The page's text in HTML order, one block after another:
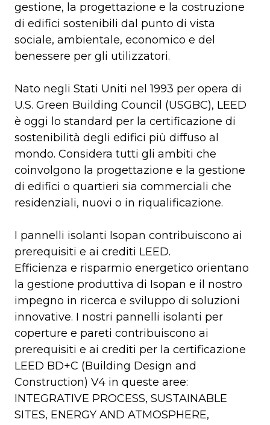
gestione, la progettazione e la costruzione
di edifici sostenibili dal punto di vista
sociale, ambientale, economico e del
benessere per gli utilizzatori.
Nato negli Stati Uniti nel 1993 per opera di
U.S. Green Building Council (USGBC), LEED
è oggi lo standard per la certificazione di
sostenibilità degli edifici più diffuso al
mondo. Considera tutti gli ambiti che
coinvolgono la progettazione e la gestione
di edifici o quartieri sia commerciali che
residenziali, nuovi o in riqualificazione.
I pannelli isolanti Isopan contribuiscono ai
prerequisiti e ai crediti LEED.
Efficienza e risparmio energetico orientano
la gestione produttiva di Isopan e il nostro
impegno in ricerca e sviluppo di soluzioni
innovative. I nostri pannelli isolanti per
coperture e pareti contribuiscono ai
prerequisiti e ai crediti per la certificazione
LEED BD+C (Building Design and
Construction) V4 in queste aree:
INTEGRATIVE PROCESS, SUSTAINABLE
SITES, ENERGY AND ATMOSPHERE,